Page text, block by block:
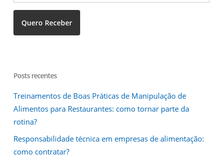
Posts recentes
Treinamentos de Boas Práticas de Manipulação de
Alimentos para Restaurantes: como tornar parte da
rotina?
Responsabilidade técnica em empresas de alimentação:
como contratar?